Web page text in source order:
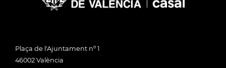
Plaça de l'Ajuntament nº 1
46002 València